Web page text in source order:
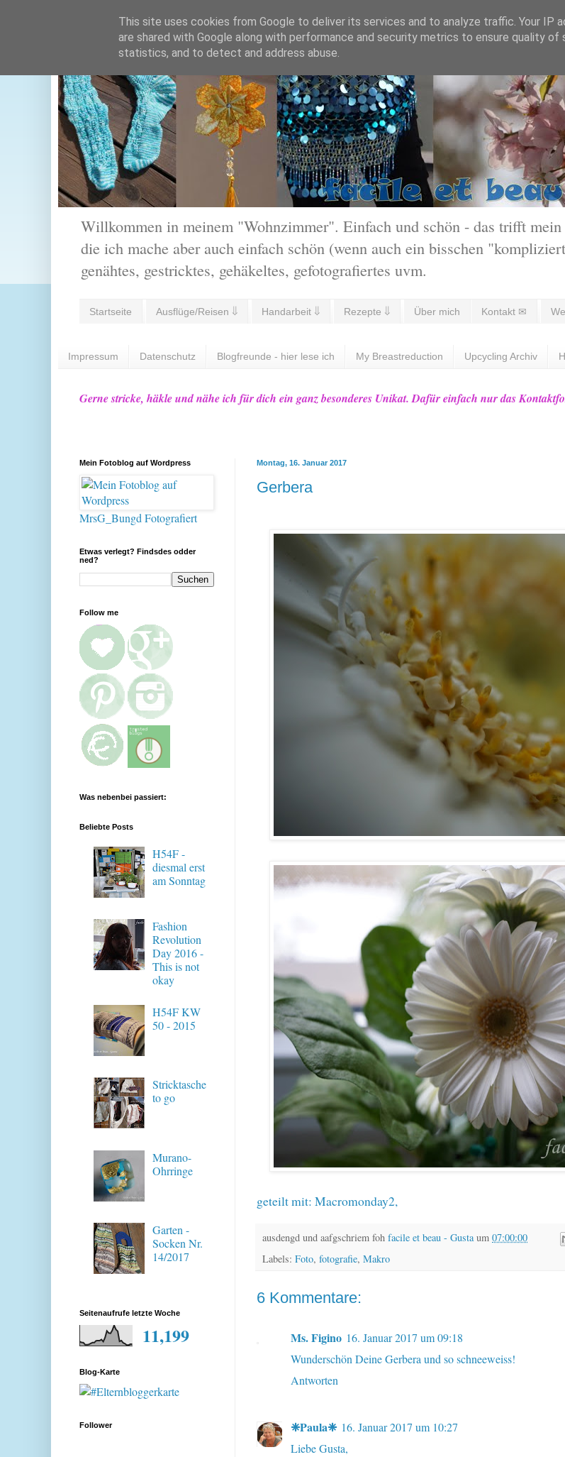
Willkommen in meinem "Wohnzimmer". Einfach und schön - das trifft
die ich mache aber auch einfach schön (wenn auch ein bisschen
genähtes, gestricktes, gehäkeltes, gefotografiertes uvm.
Startseite Ausflüge/Reisen ⇓ Handarbeit ⇓ Rezepte ⇓ Über mich Kontakt ✉
Impressum Datenschutz Blogfreunde - hier lese ich My Breastreduction Upcycling Archiv
Gerne stricke, häkle und nähe ich für dich ein ganz besonderes Unikat. Dafür einfach nur das
Montag, 16. Januar 2017
Gerbera
geteilt mit: Macromonday2,
ausdengd und aafgschriem foh facile et beau - Gusta um 07:00:00
Labels: Foto, fotografie, Makro
6 Kommentare:
Ms. Figino 16. Januar 2017 um 09:18
Wunderschön Deine Gerbera und so schneeweiss!
Antworten
❈Paula❈ 16. Januar 2017 um 10:27
Liebe Gusta,
Mein Fotoblog auf Wordpress
MrsG_Bungd Fotografiert
Etwas verlegt? Findsdes odder
ned?
Follow me
Was nebenbei passiert:
Beliebte Posts
H54F -
diesmal erst
am Sonntag
Fashion
Revolution
Day 2016 -
This is not
okay
H54F KW
50 - 2015
Stricktasche
to go
Murano-
Ohrringe
Garten -
Socken Nr.
14/2017
Seitenaufrufe letzte Woche
11,199
Blog-Karte
Follower
This site uses cookies from Google to deliver its services and to analyze traffic. Your IP
are shared with Google along with performance and security metrics to ensure quality of
statistics, and to detect and address abuse.